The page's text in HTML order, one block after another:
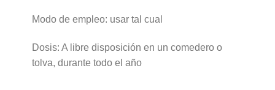
Modo de empleo: usar tal cual
Dosis: A libre disposición en un comedero o
tolva, durante todo el año